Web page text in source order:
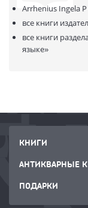
Arrhenius Ingela
все книги
все книги
языке»
КНИГИ
АНТИКВАРНЫЕ
ПОДАРКИ